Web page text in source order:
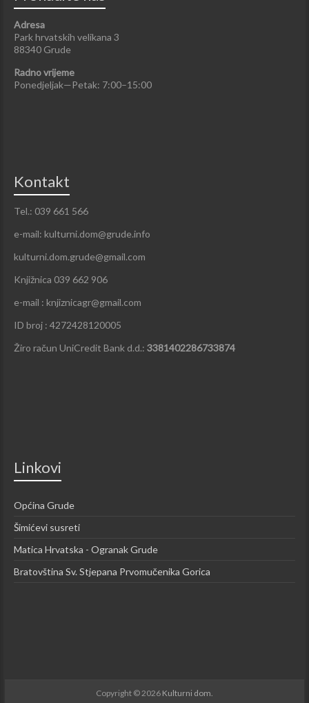
Adresa
Park hrvatskih velikana 3
88340 Grude
Radno vrijeme
Ponedjeljak—Petak: 7:00–15:00
Kontakt
Tel.: 039 661 566
e-mail: kulturni.dom@grude.info
kulturni.dom.grude@gmail.com
Knjižnica 039 662 906
e-mail : knjiznicagr@gmail.com
ID broj : 4272428120005
Žiro račun UniCredit Bank d.d.: 3381402286733874
Linkovi
Općina Grude
Šimićevi susreti
Matica Hrvatska - Ogranak Grude
Bratovština Sv. Stjepana Prvomučenika Gorica
Copyright © 2026 Kulturni dom.